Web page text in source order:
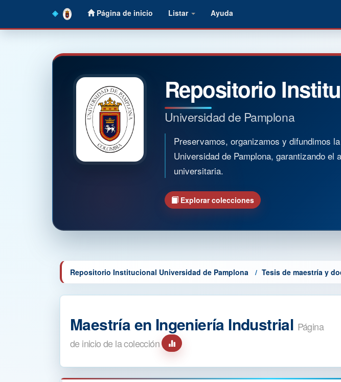
Página de inicio Listar Ayuda
Repositorio
Universidad de Pamplona
Preservamos, organizamos y difundimos
Universidad de Pamplona, garantizando
universitaria.
Explorar colecciones
Repositorio Institucional Universidad de Pamplona Tesis de maestría y
Maestría en Ingeniería Industrial Página
de inicio de la colección